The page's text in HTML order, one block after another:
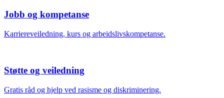
Jobb og kompetanse
Karriereveiledning, kurs og arbeidslivskompetanse.
Støtte og veiledning
Gratis råd og hjelp ved rasisme og diskriminering.